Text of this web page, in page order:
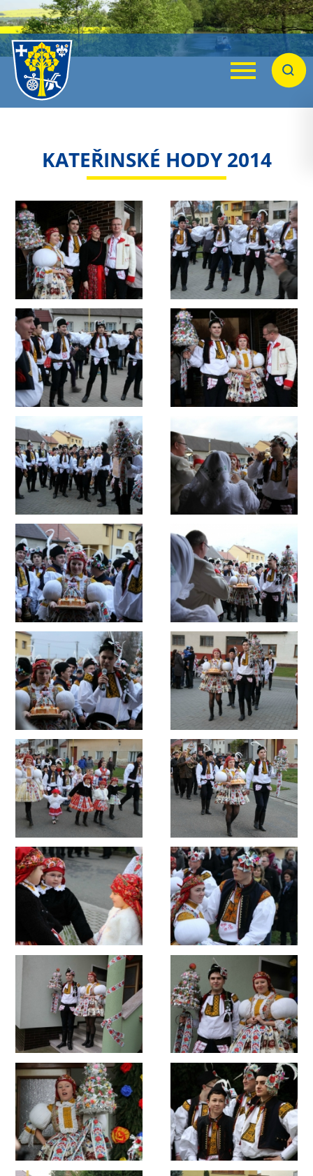
Menu
KATEŘINSKÉ HODY 2014